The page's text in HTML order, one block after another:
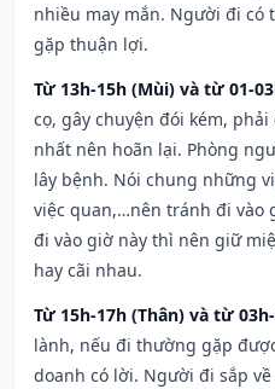
nhiều may mắn. Người đi có
gặp thuận lợi.
Từ 13h-15h (Mùi) và từ 01-
cọ, gây chuyện đói kém,
nhất nên hoãn lại. Phòng
lây bệnh. Nói chung những
việc quan,…nên tránh đi vào
đi vào giờ này thì nên giữ
hay cãi nhau.
Từ 15h-17h (Thân) và từ
lành, nếu đi thường gặp
doanh có lời. Người đi sắp